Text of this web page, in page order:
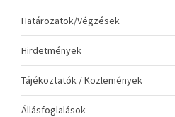
Határozatok/Végzések
Hirdetmények
Tájékoztatók / Közlemények
Állásfoglalások